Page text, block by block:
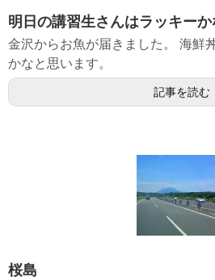
明日の講習生さんはラッキーか
金沢からお魚が届きました。 海鮮
かなと思います。
記事を読む
桜島